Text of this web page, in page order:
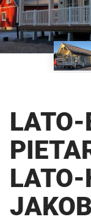
LATO-
LATO-